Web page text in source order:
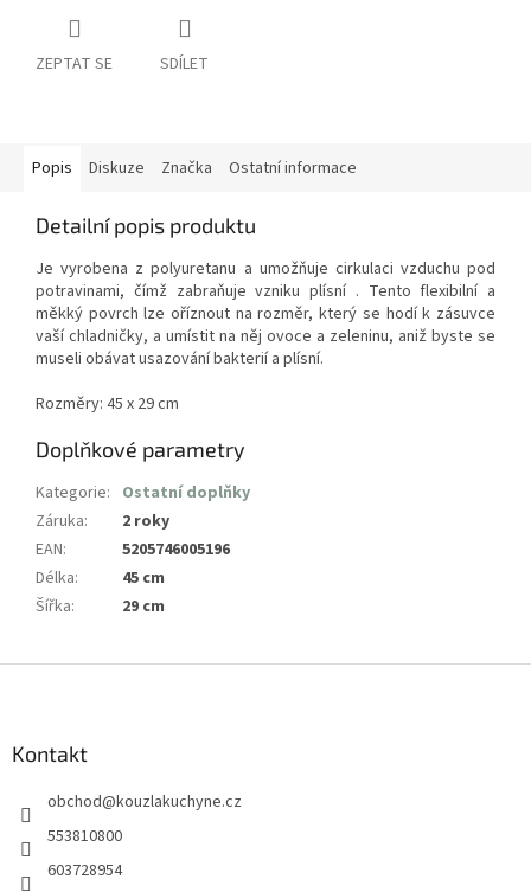
ZEPTAT SE SDÍLET
Popis Diskuze Značka Ostatní informace
Detailní popis produktu
Je vyrobena z polyuretanu a umožňuje cirkulaci vzduchu pod
potravinami, čímž zabraňuje vzniku plísní . Tento flexibilní a
měkký povrch lze oříznout na rozměr, který se hodí k zásuvce
vaší chladničky, a umístit na něj ovoce a zeleninu, aniž byste se
museli obávat usazování bakterií a plísní.
Rozměry: 45 x 29 cm
Doplňkové parametry
Kategorie: Ostatní doplňky
Záruka:
2 roky
EAN:
5205746005196
Délka:
45 cm
Šířka: 29 cm
Kontakt
obchod@kouzlakuchyne.cz
553810800
603728954